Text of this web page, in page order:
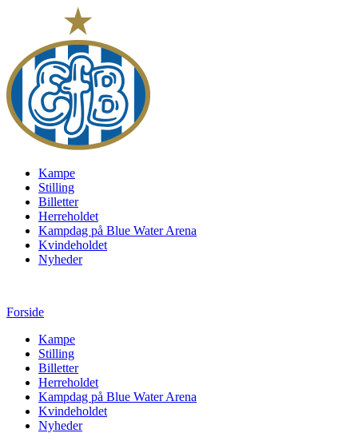
Kampe
Stilling
Billetter
Herreholdet
Kampdag på Blue Water Arena
Kvindeholdet
Nyheder
Forside
Kampe
Stilling
Billetter
Herreholdet
Kampdag på Blue Water Arena
Kvindeholdet
Nyheder